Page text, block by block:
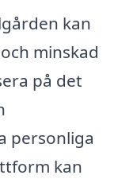
kan
minskad
på det
personliga
kan